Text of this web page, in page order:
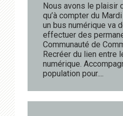
Nous avons le plaisir
qu’à compter du
un bus numérique va
effectuer des
Communauté de
Recréer du lien entre
numérique.
population pour....